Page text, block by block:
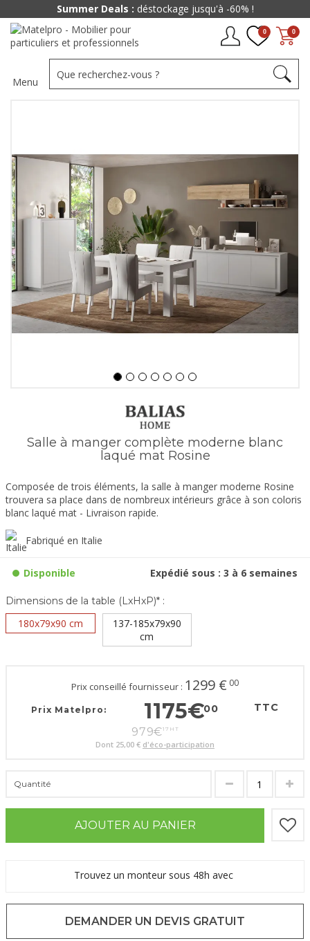
0
0
Menu
Salle à manger complète moderne blanc
laqué mat Rosine
Composée de trois éléments, la salle à manger moderne Rosine
trouvera sa place dans de nombreux intérieurs grâce à son coloris
blanc laqué mat - Livraison rapide.
Fabriqué en Italie
Disponible Expédié sous : 3 à 6 semaines
Dimensions de la table (LxHxP)* :
180x79x90 cm
137-185x79x90
cm
Prix conseillé fournisseur : 1299 € 00
Prix Matelpro: 1175€00 TTC
979€17 HT
Dont 25,00 € d'éco-participation
Quantité
AJOUTER AU PANIER
Trouvez un monteur sous 48h avec
DEMANDER UN DEVIS GRATUIT
Summer Deals : déstockage jusqu'à -60% !